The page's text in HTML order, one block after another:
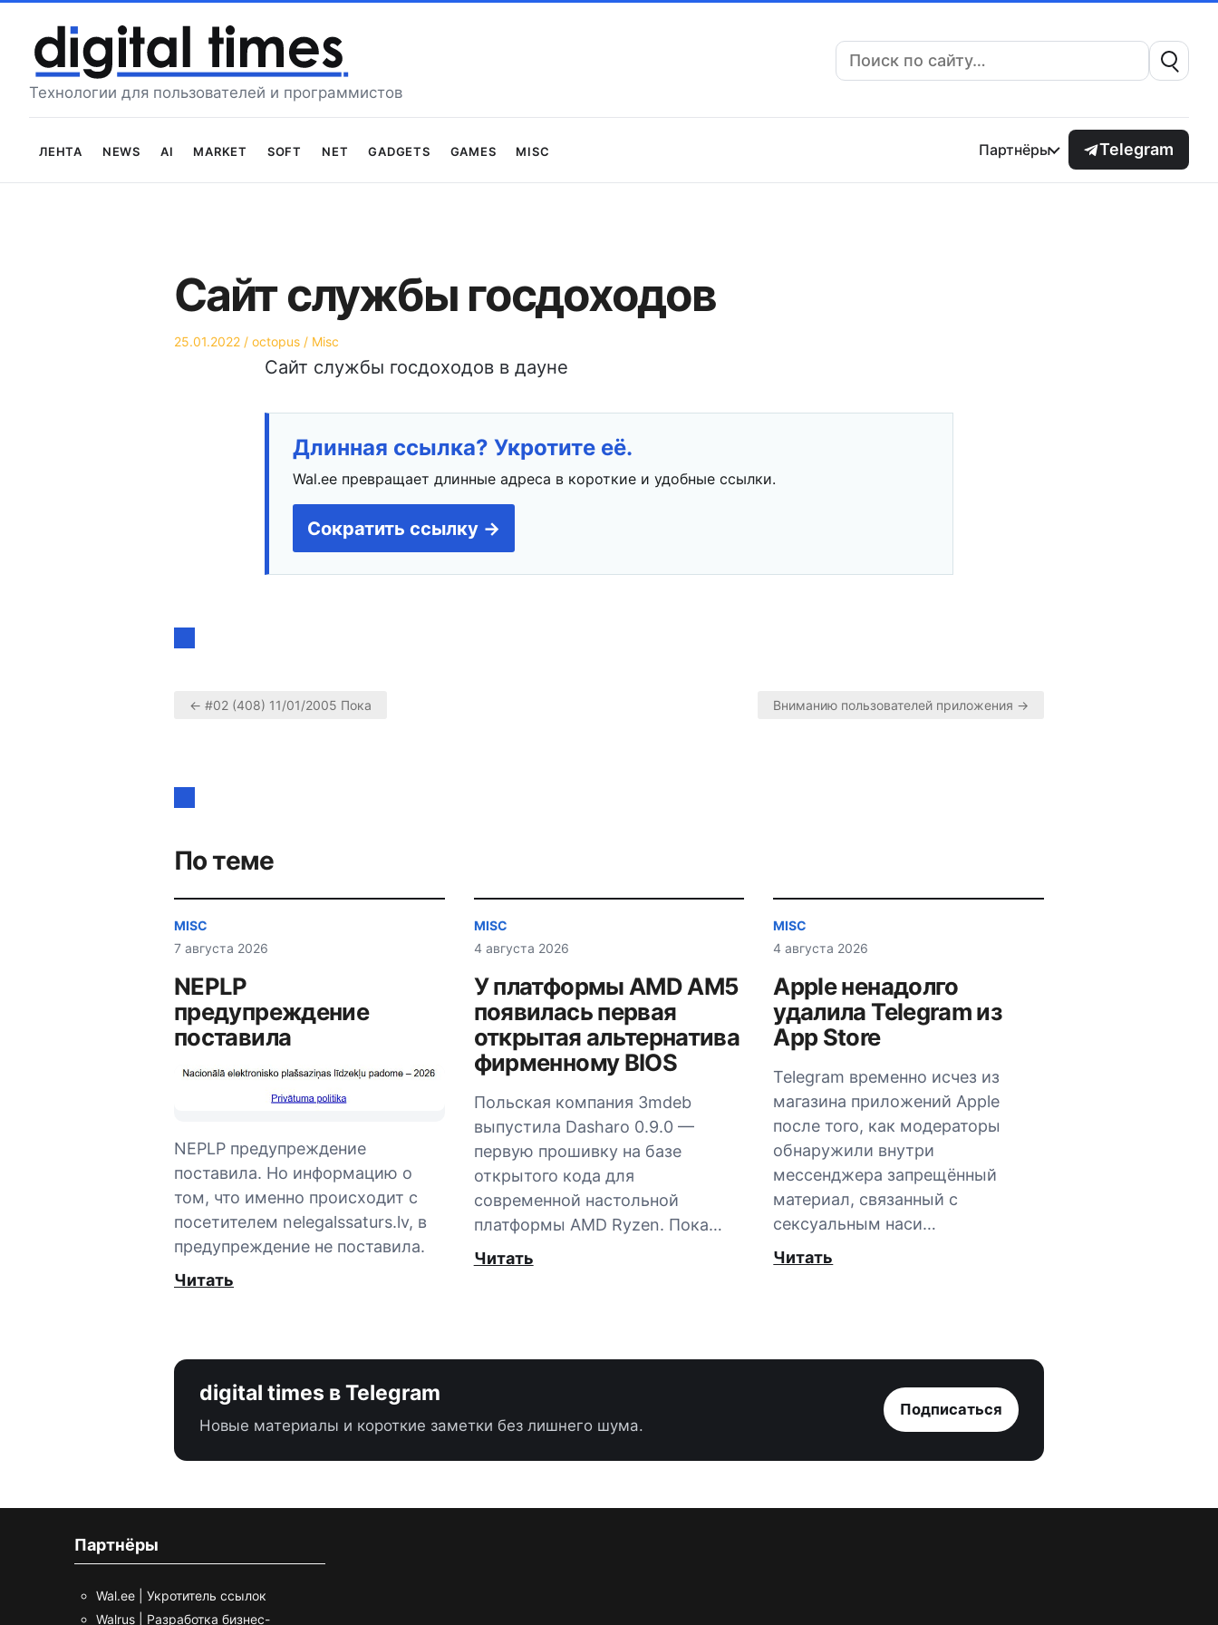
содержимому
Технологии для пользователей и программистов
Поиск:
Лента News AI Market Soft Net Gadgets Games Misc Партнёры Telegram
Сайт службы госдоходов
Опубликовано
25.01.2022 Автор
octopus
Опубликовано
Misc
Сайт службы госдоходов в дауне
Длинная ссылка? Укротите её.
Wal.ee превращает длинные адреса в короткие и удобные ссылки.
Сократить ссылку →
по
записям
← #02 (408) 11/01/2005 Пока Вниманию пользователей приложения →
По теме
MISC
7 августа 2026
NEPLP
предупреждение
поставила
NEPLP предупреждение
поставила. Но информацию о
том, что именно происходит с
посетителем nelegalssaturs.lv, в
предупреждение не поставила.
Читать
MISC
4 августа 2026
У платформы AMD AM5
появилась первая
открытая альтернатива
фирменному BIOS
Польская компания 3mdeb
выпустила Dasharo 0.9.0 —
первую прошивку на базе
открытого кода для
современной настольной
платформы AMD Ryzen. Пока…
Читать
MISC
4 августа 2026
Apple ненадолго
удалила Telegram из
App Store
Telegram временно исчез из
магазина приложений Apple
после того, как модераторы
обнаружили внутри
мессенджера запрещённый
материал, связанный с
сексуальным наси…
Читать
digital times в Telegram
Новые материалы и короткие заметки без лишнего шума.
Подписаться
Партнёры
Wal.ee | Укротитель ссылок
Walrus | Разработка бизнес-